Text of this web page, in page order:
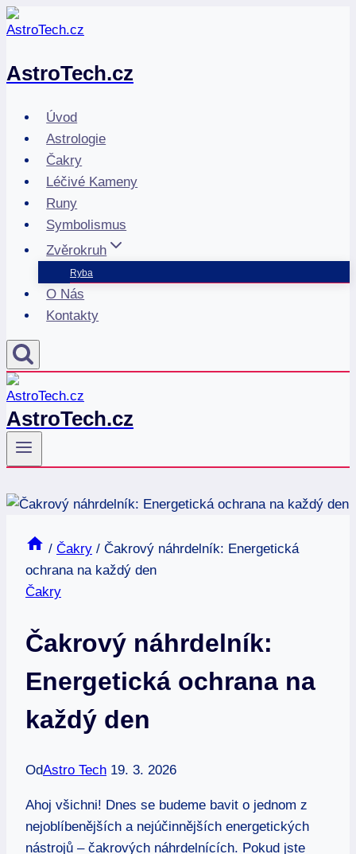
Přeskočit
na
AstroTech.cz
Úvod
Astrologie
Čakry
Léčivé Kameny
Runy
Symbolismus
Zvěrokruh
Ryba
O Nás
Kontakty
AstroTech.cz
/ Čakry / Čakrový náhrdelník: Energetická
ochrana na každý den
Čakry
Čakrový náhrdelník:
Energetická ochrana na
každý den
OdAstro Tech 19. 3. 2026
Ahoj všichni! Dnes se budeme bavit o jednom z
nejoblíbenějších a nejúčinnějších energetických
nástrojů – čakrových náhrdelnících. Pokud jste